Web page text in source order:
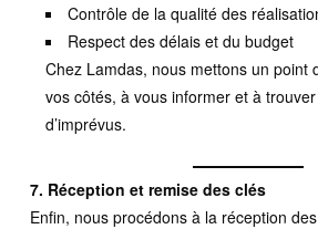
Contrôle de la qualité des
Respect des délais et du budget
Chez Lamdas, nous mettons un point
vos côtés, à vous informer et à
d’imprévus.
7. Réception et remise des clés
Enfin, nous procédons à la réception